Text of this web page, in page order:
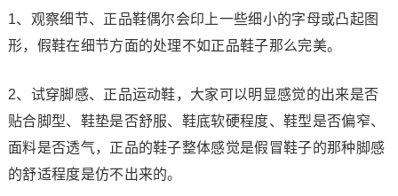
1、观察细节、正品鞋偶尔会印上一些细小的字母或凸起图
形，假鞋在细节方面的处理不如正品鞋子那么完美。
2、试穿脚感、正品运动鞋，大家可以明显感觉的出来是否
贴合脚型、鞋垫是否舒服、鞋底软硬程度、鞋型是否偏窄、
面料是否透气，正品的鞋子整体感觉是假冒鞋子的那种脚感
的舒适程度是仿不出来的。